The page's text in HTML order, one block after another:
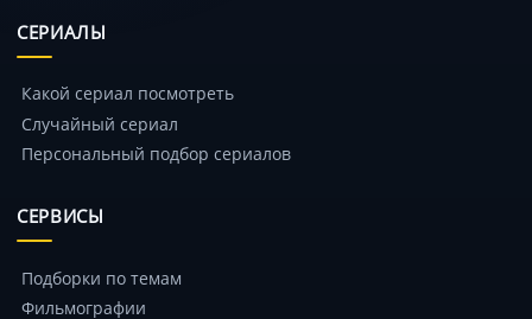
СЕРИАЛЫ
Какой сериал посмотреть
Случайный сериал
Персональный подбор сериалов
СЕРВИСЫ
Подборки по темам
Фильмографии